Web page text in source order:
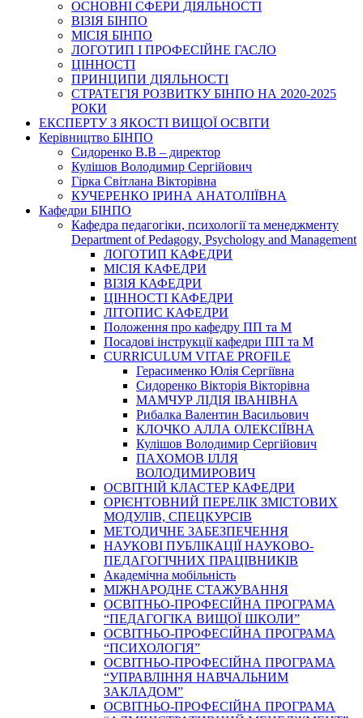
ОСНОВНІ СФЕРИ ДІЯЛЬНОСТІ
ВІЗІЯ БІНПО
МІСІЯ БІНПО
ЛОГОТИП І ПРОФЕСІЙНЕ ГАСЛО
ЦІННОСТІ
ПРИНЦИПИ ДІЯЛЬНОСТІ
СТРАТЕГІЯ РОЗВИТКУ БІНПО НА 2020-2025
РОКИ
ЕКСПЕРТУ З ЯКОСТІ ВИЩОЇ ОСВІТИ
Керівництво БІНПО
Сидоренко В.В – директор
Кулішов Володимир Сергійович
Гірка Світлана Вікторівна
КУЧЕРЕНКО ІРИНА АНАТОЛІЇВНА
Кафедри БІНПО
Кафедра педагогіки, психології та менеджменту
Department of Pedagogy, Psychology and Management
ЛОГОТИП КАФЕДРИ
МІСІЯ КАФЕДРИ
ВІЗІЯ КАФЕДРИ
ЦІННОСТІ КАФЕДРИ
ЛІТОПИС КАФЕДРИ
Положення про кафедру ПП та М
Посадові інструкції кафедри ПП та М
CURRICULUM VITAE PROFILE
Герасименко Юлія Сергіївна
Сидоренко Вікторія Вікторівна
МАМЧУР ЛІДІЯ ІВАНІВНА
Рибалка Валентин Васильович
КЛОЧКО АЛЛА ОЛЕКСІЇВНА
Кулішов Володимир Сергійович
ПАХОМОВ ІЛЛЯ
ВОЛОДИМИРОВИЧ
ОСВІТНІЙ КЛАСТЕР КАФЕДРИ
ОРІЄНТОВНИЙ ПЕРЕЛІК ЗМІСТОВИХ
МОДУЛІВ, СПЕЦКУРСІВ
МЕТОДИЧНЕ ЗАБЕЗПЕЧЕННЯ
НАУКОВІ ПУБЛІКАЦІЇ НАУКОВО-
ПЕДАГОГІЧНИХ ПРАЦІВНИКІВ
Академічна мобільність
МІЖНАРОДНЕ СТАЖУВАННЯ
ОСВІТНЬО-ПРОФЕСІЙНА ПРОГРАМА
“ПЕДАГОГІКА ВИЩОЇ ШКОЛИ”
ОСВІТНЬО-ПРОФЕСІЙНА ПРОГРАМА
“ПСИХОЛОГІЯ”
ОСВІТНЬО-ПРОФЕСІЙНА ПРОГРАМА
“УПРАВЛІННЯ НАВЧАЛЬНИМ
ЗАКЛАДОМ”
ОСВІТНЬО-ПРОФЕСІЙНА ПРОГРАМА